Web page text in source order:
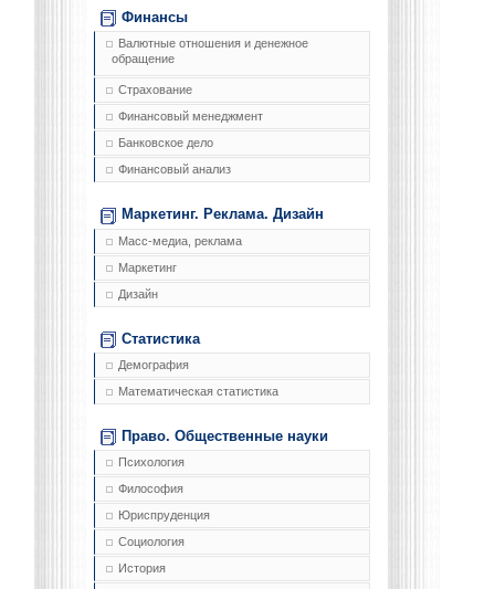
Финансы
Валютные отношения и денежное
обращение
Страхование
Финансовый менеджмент
Банковское дело
Финансовый анализ
Маркетинг. Реклама. Дизайн
Масс-медиа, реклама
Маркетинг
Дизайн
Статистика
Демография
Математическая статистика
Право. Общественные науки
Психология
Философия
Юриспруденция
Социология
История